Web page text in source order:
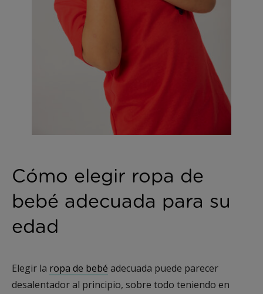
Cómo elegir ropa de
bebé adecuada para su
edad
Elegir la ropa de bebé adecuada puede parecer
desalentador al principio, sobre todo teniendo en